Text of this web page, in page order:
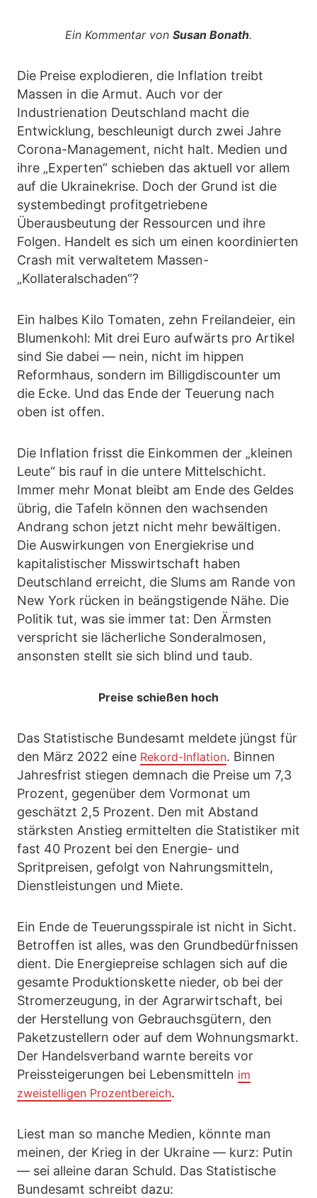
Ein Kommentar von Susan Bonath.
Die Preise explodieren, die Inflation treibt
Massen in die Armut. Auch vor der
Industrienation Deutschland macht die
Entwicklung, beschleunigt durch zwei Jahre
Corona-Management, nicht halt. Medien und
ihre „Experten“ schieben das aktuell vor allem
auf die Ukrainekrise. Doch der Grund ist die
systembedingt profitgetriebene
Überausbeutung der Ressourcen und ihre
Folgen. Handelt es sich um einen koordinierten
Crash mit verwaltetem Massen-
„Kollateralschaden“?
Ein halbes Kilo Tomaten, zehn Freilandeier, ein
Blumenkohl: Mit drei Euro aufwärts pro Artikel
sind Sie dabei — nein, nicht im hippen
Reformhaus, sondern im Billigdiscounter um
die Ecke. Und das Ende der Teuerung nach
oben ist offen.
Die Inflation frisst die Einkommen der „kleinen
Leute“ bis rauf in die untere Mittelschicht.
Immer mehr Monat bleibt am Ende des Geldes
übrig, die Tafeln können den wachsenden
Andrang schon jetzt nicht mehr bewältigen.
Die Auswirkungen von Energiekrise und
kapitalistischer Misswirtschaft haben
Deutschland erreicht, die Slums am Rande von
New York rücken in beängstigende Nähe. Die
Politik tut, was sie immer tat: Den Ärmsten
verspricht sie lächerliche Sonderalmosen,
ansonsten stellt sie sich blind und taub.
Preise schießen hoch
Das Statistische Bundesamt meldete jüngst für
den März 2022 eine Rekord-Inflation. Binnen
Jahresfrist stiegen demnach die Preise um 7,3
Prozent, gegenüber dem Vormonat um
geschätzt 2,5 Prozent. Den mit Abstand
stärksten Anstieg ermittelten die Statistiker mit
fast 40 Prozent bei den Energie- und
Spritpreisen, gefolgt von Nahrungsmitteln,
Dienstleistungen und Miete.
Ein Ende de Teuerungsspirale ist nicht in Sicht.
Betroffen ist alles, was den Grundbedürfnissen
dient. Die Energiepreise schlagen sich auf die
gesamte Produktionskette nieder, ob bei der
Stromerzeugung, in der Agrarwirtschaft, bei
der Herstellung von Gebrauchsgütern, den
Paketzustellern oder auf dem Wohnungsmarkt.
Der Handelsverband warnte bereits vor
Preissteigerungen bei Lebensmitteln im
zweistelligen Prozentbereich.
Liest man so manche Medien, könnte man
meinen, der Krieg in der Ukraine — kurz: Putin
— sei alleine daran Schuld. Das Statistische
Bundesamt schreibt dazu: